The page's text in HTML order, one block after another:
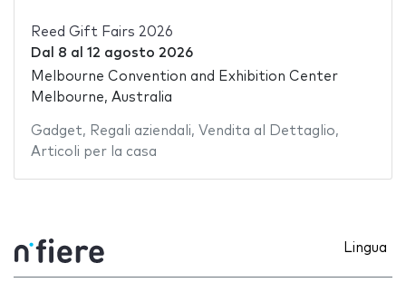
Reed Gift Fairs 2026
Dal 8 al 12 agosto 2026
Melbourne Convention and Exhibition Center
Melbourne, Australia
Gadget, Regali aziendali, Vendita al Dettaglio,
Articoli per la casa
Lingua